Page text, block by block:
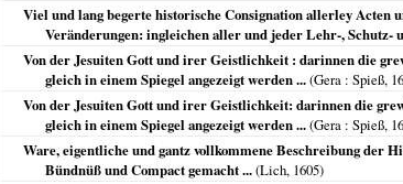
Viel und lang begerte historische Consignation allerley Acten
Veränderungen: ingleichen aller und jeder Lehr-, Schutz-
Von der Jesuiten Gott und irer Geistlichkeit : darinnen die
gleich in einem Spiegel angezeigt werden ...(Gera : Spieß,
Von der Jesuiten Gott und irer Geistlichkeit: darinnen die
gleich in einem Spiegel angezeigt werden ...(Gera : Spieß,
Ware, eigentliche und gantz vollkommene Beschreibung der
Bündnüß und Compact gemacht ...(Lich, 1605)